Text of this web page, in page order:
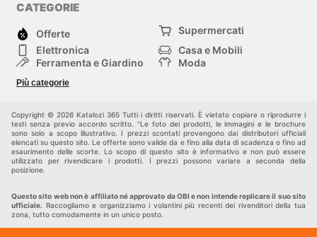
CATEGORIE
Offerte
Supermercati
Elettronica
Casa e Mobili
Ferramenta e Giardino
Moda
Bambini e Neonati
Più categorie
Copyright © 2026 Katalozi 365 Tutti i diritti riservati. È vietato copiare o riprodurre i
testi senza previo accordo scritto. "Le foto dei prodotti, le immagini e le brochure
sono solo a scopo illustrativo. I prezzi scontati provengono dai distributori ufficiali
elencati su questo sito. Le offerte sono valide da e fino alla data di scadenza o fino ad
esaurimento delle scorte. Lo scopo di questo sito è informativo e non può essere
utilizzato per rivendicare i prodotti. I prezzi possono variare a seconda della
posizione.
Questo sito web non è affiliato né approvato da OBI e non intende replicare il suo sito
ufficiale. Raccogliamo e organizziamo i volantini più recenti dei rivenditori della tua
zona, tutto comodamente in un unico posto.